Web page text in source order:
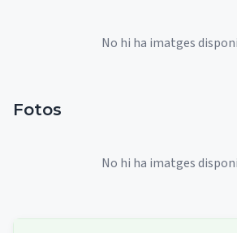
No hi ha imatges
Fotos
No hi ha imatges